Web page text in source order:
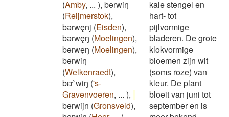
(Amby, ... ), bǝrwiŋ
(Reijmerstok),
bǝrwęnj (Eisden),
bǝrwęŋ (Moelingen),
bərweͅŋ (Moelingen),
bərwiŋ
(Welkenraedt),
bɛr`wiŋ ('s-
Gravenvoeren, ... ), -
berwijn (Gronsveld),
kale stengel en
hart- tot
pijlvormige
bladeren. De grote
klokvormige
bloemen zijn wit
(soms roze) van
kleur. De plant
bloeit van juni tot
september en is